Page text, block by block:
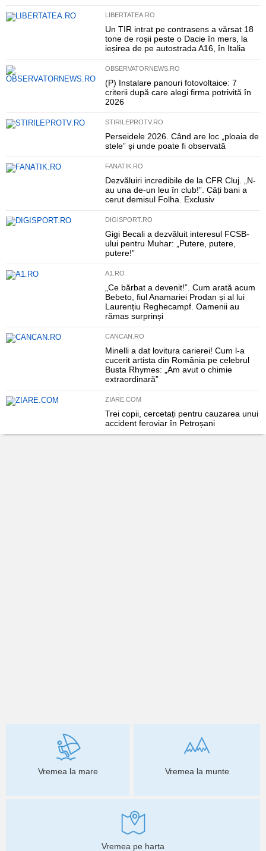
LIBERTATEA.RO
Un TIR intrat pe contrasens a vărsat 18
tone de roșii peste o Dacie în mers, la
ieșirea de pe autostrada A16, în Italia
OBSERVATORNEWS.RO
(P) Instalare panouri fotovoltaice: 7
criterii după care alegi firma potrivită în
2026
STIRILEPROTV.RO
Perseidele 2026. Când are loc „ploaia de
stele” și unde poate fi observată
FANATIK.RO
Dezvăluiri incredibile de la CFR Cluj. „N-
au una de-un leu în club!”. Câți bani a
cerut demisul Folha. Exclusiv
DIGISPORT.RO
Gigi Becali a dezvăluit interesul FCSB-
ului pentru Muhar: „Putere, putere,
putere!”
A1.RO
„Ce bărbat a devenit!”. Cum arată acum
Bebeto, fiul Anamariei Prodan și al lui
Laurențiu Reghecampf. Oamenii au
rămas surprinși
CANCAN.RO
Minelli a dat lovitura carierei! Cum l-a
cucerit artista din România pe celebrul
Busta Rhymes: „Am avut o chimie
extraordinară”
ZIARE.COM
Trei copii, cercetați pentru cauzarea unui
accident feroviar în Petroșani
Vremea la mare Vremea la munte
Vremea pe harta